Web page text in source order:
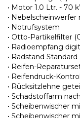
• Motor 1.0 Ltr. - 70
•
• Notrufsystem
• Otto-Partikelfilter
• Radioempfang
• Radstand Standard
• Reifen-
• Reifendruck-
• Rücksitzlehne
• Schadstoffarm
• Scheibenwischer
• Scheibenwischer